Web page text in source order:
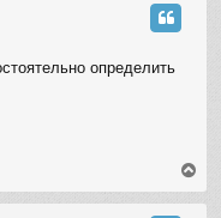
определить
o
p